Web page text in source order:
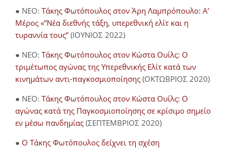
● NEO: Τάκης Φωτόπουλος στον Άρη Λαμπρόπουλο: Α’
Μέρος «”Νέα διεθνής τάξη, υπερεθνική ελίτ και η
τυραννία τους” (ΙΟΥΝΙΟΣ 2022)
● NEO: Τάκης Φωτόπουλος στον Κώστα Ουίλς: Ο
τριμέτωπος αγώνας της Υπερεθνικής Ελίτ κατά των
κινημάτων αντι-παγκοσμιοποίησης (ΟΚΤΩΒΡΙΟΣ 2020)
● NEO: Τάκης Φωτόπουλος στον Κώστα Ουίλς: Ο
αγώνας κατά της Παγκοσμιοποίησης σε κρίσιμο σημείο
εν μέσω πανδημίας (ΣΕΠΤΕΜΒΡΙΟΣ 2020)
● Ο Τάκης Φωτόπουλος δείχνει τη σχέση